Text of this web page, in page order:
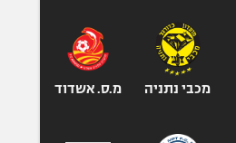
אופניים
ספורט מוטורי
כדורמים
מכבי נתניה מ.ס. אשדוד